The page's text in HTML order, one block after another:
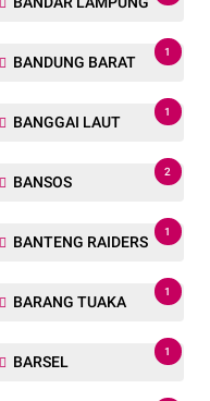
BANDUNG BARAT
1
BANGGAI LAUT
1
BANSOS
2
BANTENG RAIDERS
1
BARANG TUAKA
1
BARSEL
1